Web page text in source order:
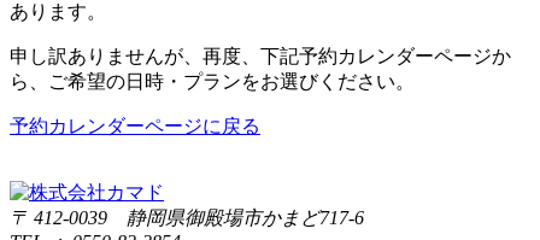
あります。
申し訳ありませんが、再度、下記予約カレンダーページか
ら、ご希望の日時・プランをお選びください。
予約カレンダーページに戻る
〒 412-0039 静岡県御殿場市かまど717-6